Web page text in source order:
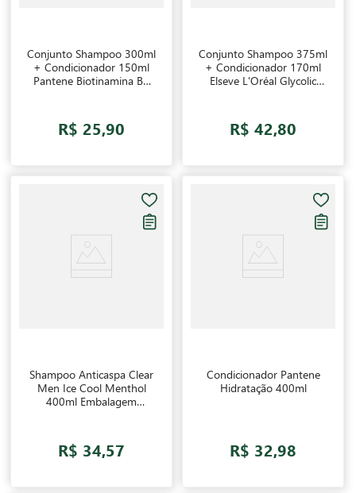
Conjunto Shampoo 300ml
+ Condicionador 150ml
Pantene Biotinamina B3
R$ 25,90
Conjunto Shampoo 375ml
+ Condicionador 170ml
Elseve L'Oréal Glycolic
R$ 42,80
Shampoo Anticaspa Clear
Men Ice Cool Menthol
400ml Embalagem
R$ 34,57
Condicionador Pantene
Hidratação 400ml
R$ 32,98